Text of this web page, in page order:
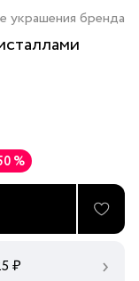
украшения бренда
%
₽